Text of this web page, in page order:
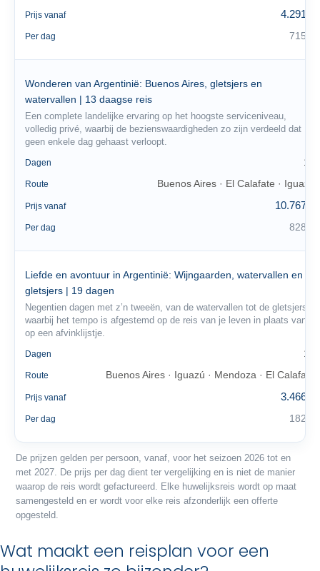
Prijs vanaf 4.291 €
Per dag 715 €
Wonderen van Argentinië: Buenos Aires, gletsjers en
watervallen | 13 daagse reis
Een complete landelijke ervaring op het hoogste serviceniveau,
volledig privé, waarbij de bezienswaardigheden zo zijn verdeeld dat
geen enkele dag gehaast verloopt.
Dagen 13
Route Buenos Aires · El Calafate · Iguazú
Prijs vanaf 10.767 €
Per dag 828 €
Liefde en avontuur in Argentinië: Wijngaarden, watervallen en
gletsjers | 19 dagen
Negentien dagen met z’n tweeën, van de watervallen tot de gletsjers,
waarbij het tempo is afgestemd op de reis van je leven in plaats van
op een afvinklijstje.
Dagen 19
Route Buenos Aires · Iguazú · Mendoza · El Calafate
Prijs vanaf 3.466 €
Per dag 182 €
De prijzen gelden per persoon, vanaf, voor het seizoen 2026 tot en
met 2027. De prijs per dag dient ter vergelijking en is niet de manier
waarop de reis wordt gefactureerd. Elke huwelijksreis wordt op maat
samengesteld en er wordt voor elke reis afzonderlijk een offerte
opgesteld.
Wat maakt een reisplan voor een